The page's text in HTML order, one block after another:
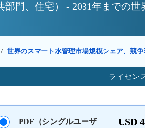
部門、住宅） - 2031年までの世
世界のスマート水管理市場規模シェア、競
ライセン
PDF（シングルユーザ
USD